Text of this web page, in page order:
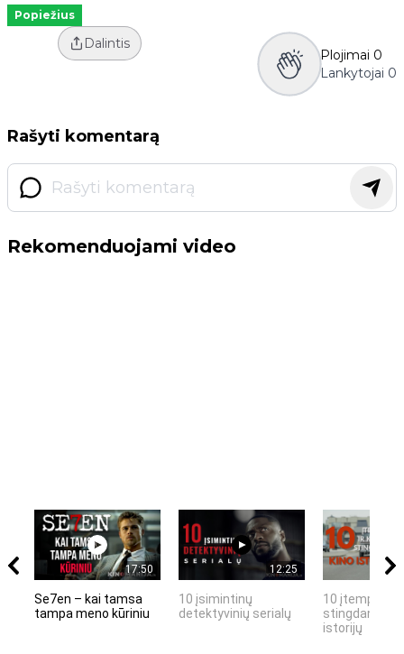
Popiežius
Dalintis
Plojimai 0
Lankytojai 0
Rašyti komentarą
Rekomenduojami video
17:50
Se7en – kai tamsa
tampa meno kūriniu
12:25
10 įsimintinų
detektyvinių serialų
10 įtemptų,
stingdančių
istorijų